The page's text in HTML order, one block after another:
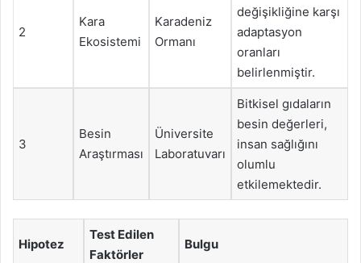
2
Kara
Ekosistemi
Karadeniz
Ormanı
değişikliğine karşı
adaptasyon
oranları
belirlenmiştir.
3
Besin
Araştırması
Üniversite
Laboratuvarı
Bitkisel gıdaların
besin değerleri,
insan sağlığını
olumlu
etkilemektedir.
Hipotez
Test Edilen
Faktörler
Bulgu